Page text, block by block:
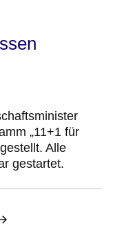
„11+1 für
Alle
gestartet.